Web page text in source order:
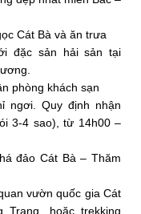
Cát Bà và ăn trưa
đặc sản hải sản tại
phòng khách sạn
ngơi. Quy định nhận
3-4 sao), từ 14h00 –
đảo Cát Bà – Thăm
vườn quốc gia Cát
Trang, hoặc trekking